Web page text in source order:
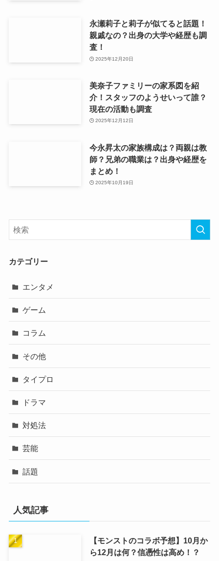
永瀬莉子と莉子が似てると話題！
親戚なの？出身の大学や経歴も調
査！
2025年12月20日
美奈子ファミリーの家系図を紹
介！スタッフのようせいって誰？
現在の活動も調査
2025年12月12日
今永昇太の家族構成は？両親は教
師？兄弟の職業は？出身や経歴を
まとめ！
2025年10月19日
カテゴリー
エンタメ
ゲーム
コラム
その他
タイプロ
ドラマ
対処法
芸能
話題
人気記事
【モンストのコラボ予想】10月か
ら12月は何？信憑性は高め！？